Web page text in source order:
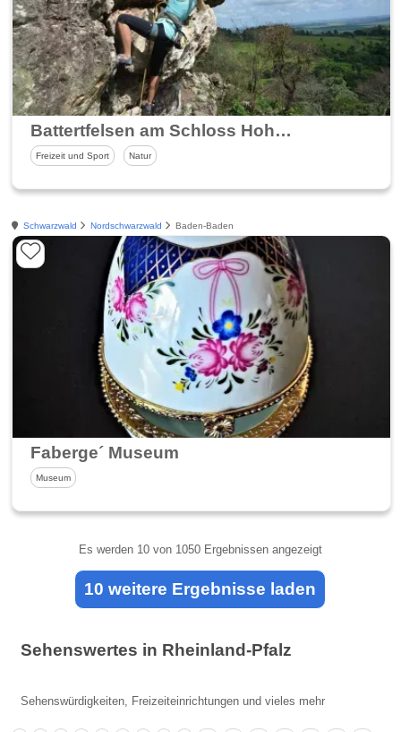
Battertfelsen am Schloss Hohenbaden
Freizeit und Sport Natur
Schwarzwald Nordschwarzwald Baden-Baden
Faberge´ Museum
Museum
Es werden 10von 1050 Ergebnissen angezeigt
10 weitere Ergebnisse laden
Sehenswertes in Rheinland-Pfalz
Sehenswürdigkeiten, Freizeiteinrichtungen und vieles mehr